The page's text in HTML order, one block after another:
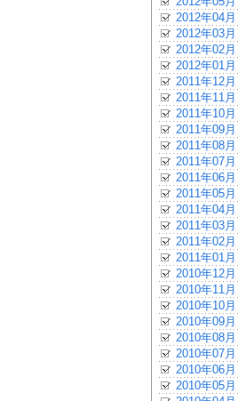
2012年04月
2012年03月
2012年02月
2012年01月
2011年12月
2011年11月
2011年10月
2011年09月
2011年08月
2011年07月
2011年06月
2011年05月
2011年04月
2011年03月
2011年02月
2011年01月
2010年12月
2010年11月
2010年10月
2010年09月
2010年08月
2010年07月
2010年06月
2010年05月